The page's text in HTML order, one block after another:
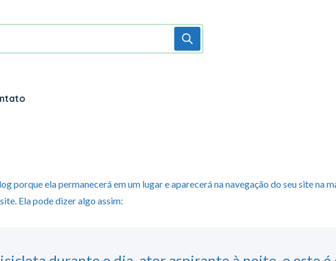
porque ela permanecerá em um lugar e aparecerá na navegação do seu site na
Ela pode dizer algo assim: